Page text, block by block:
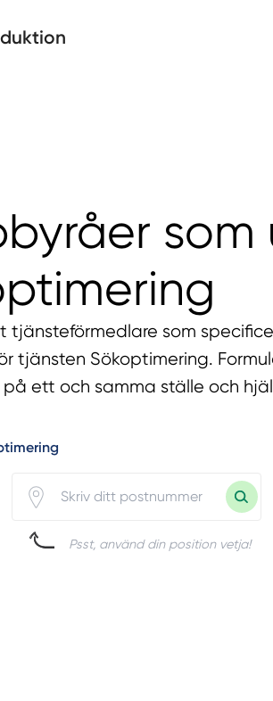
som
tjänsteförmedlare som
tjänsten Sökoptimering.
ett och samma ställe och
Psst, använd din position vetja!